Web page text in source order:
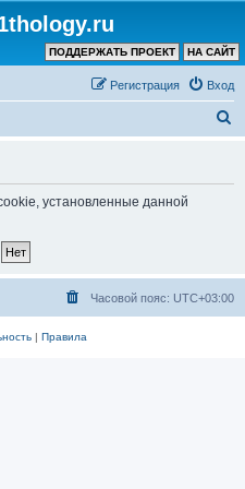
НА САЙТ
ПОДДЕРЖАТЬ ПРОЕКТ
Вход
Регистрация
установленные данной
Часовой пояс: UTC+03:00
| Правила